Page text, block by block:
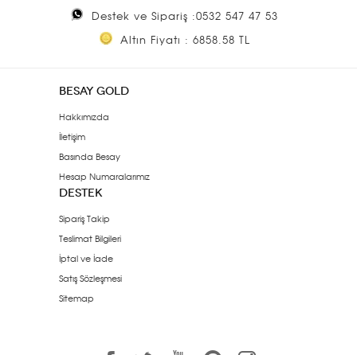
Destek ve Sipariş :0532 547 47 53
Altın Fiyatı : 6858.58 TL
BESAY GOLD
Hakkımızda
İletişim
Basında Besay
Hesap Numaralarımız
DESTEK
Sipariş Takip
Teslimat Bilgileri
İptal ve İade
Satış Sözleşmesi
Sitemap